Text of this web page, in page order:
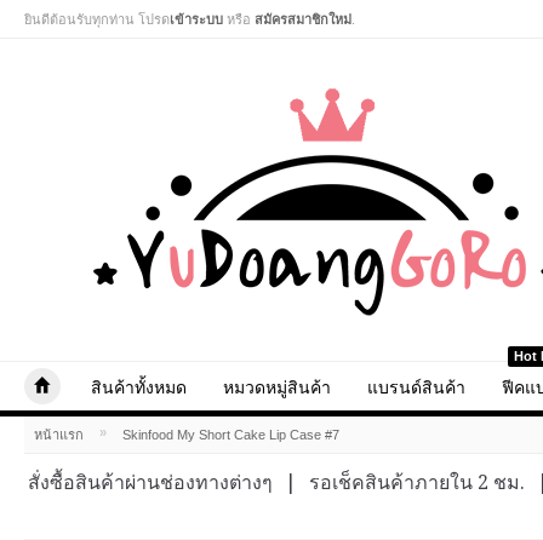
ยินดีต้อนรับทุกท่าน โปรดเข้าระบบ หรือ สมัครสมาชิกใหม่
สินค้าทั้งหมด หมวดหมู่สินค้า แบรนด์สินค้า
Hot
ฟีคแ
หน้าแรก » Skinfood My Short Cake Lip Case #7
สั่งซื้อสินค้าผ่านช่องทางต่างๆ รอเช็คสินค้าภายใน 2 ชม.